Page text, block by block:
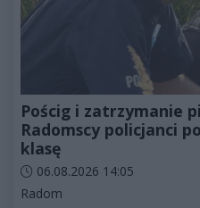
Pościg i zatrzymanie
Radomscy policjanci
klasę
Data dodania artykułu:
06.08.2026 14:05
Kategorie artykułu:
Radom